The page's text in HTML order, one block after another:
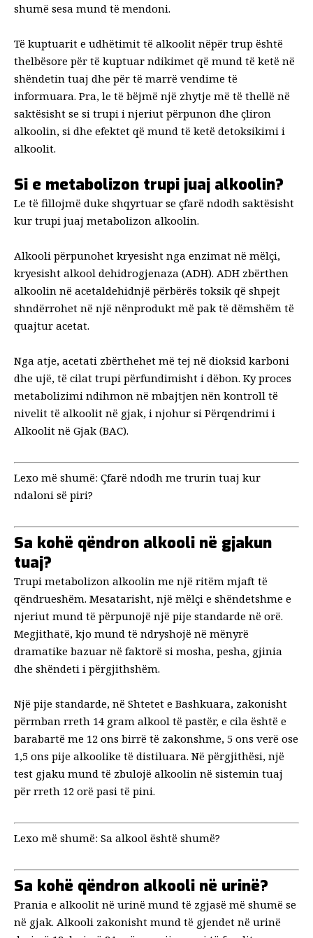
shumë sesa mund të mendoni.
Të kuptuarit e udhëtimit të alkoolit nëpër trup është
thelbësore për të kuptuar ndikimet që mund të ketë në
shëndetin tuaj dhe për të marrë vendime të
informuara. Pra, le të bëjmë një zhytje më të thellë në
saktësisht se si trupi i njeriut përpunon dhe çliron
alkoolin, si dhe efektet që mund të ketë detoksikimi i
alkoolit.
Si e metabolizon trupi juaj alkoolin?
Le të fillojmë duke shqyrtuar se çfarë ndodh saktësisht
kur trupi juaj metabolizon alkoolin.
Alkooli përpunohet kryesisht nga enzimat në mëlçi,
kryesisht alkool dehidrogjenaza (ADH). ADH zbërthen
alkoolin në acetaldehidnjë përbërës toksik që shpejt
shndërrohet në një nënprodukt më pak të dëmshëm të
quajtur acetat.
Nga atje, acetati zbërthehet më tej në dioksid karboni
dhe ujë, të cilat trupi përfundimisht i dëbon. Ky proces
metabolizimi ndihmon në mbajtjen nën kontroll të
nivelit të alkoolit në gjak, i njohur si Përqendrimi i
Alkoolit në Gjak (BAC).
Lexo më shumë: Çfarë ndodh me trurin tuaj kur
ndaloni së piri?
Sa kohë qëndron alkooli në gjakun
tuaj?
Trupi metabolizon alkoolin me një ritëm mjaft të
qëndrueshëm. Mesatarisht, një mëlçi e shëndetshme e
njeriut mund të përpunojë një pije standarde në orë.
Megjithatë, kjo mund të ndryshojë në mënyrë
dramatike bazuar në faktorë si mosha, pesha, gjinia
dhe shëndeti i përgjithshëm.
Një pije standarde, në Shtetet e Bashkuara, zakonisht
përmban rreth 14 gram alkool të pastër, e cila është e
barabartë me 12 ons birrë të zakonshme, 5 ons verë ose
1,5 ons pije alkoolike të distiluara. Në përgjithësi, një
test gjaku mund të zbulojë alkoolin në sistemin tuaj
për rreth 12 orë pasi të pini.
Lexo më shumë: Sa alkool është shumë?
Sa kohë qëndron alkooli në urinë?
Prania e alkoolit në urinë mund të zgjasë më shumë se
në gjak. Alkooli zakonisht mund të gjendet në urinë